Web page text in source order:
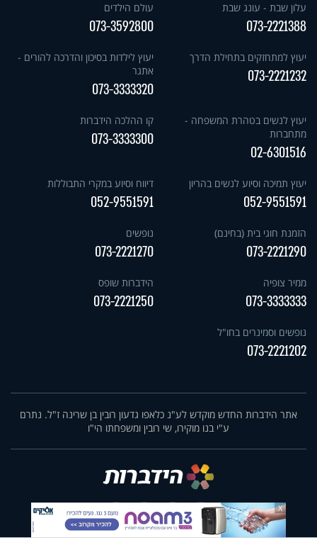
עלון שבת - עונג שבת
073-2221388
עולם הילדים
073-3592800
יעוץ למתחזקים בתחילת הדרך
073-2221232
יעוץ לילדות בסיכון והדרכה להורים -
אתגר
073-3333320
יעוץ לנשים בטהרת המשפחה -
מתחברות
02-6301516
קו ההלכה הידברות
073-3333300
יעוץ תמיכה וסיוע לנשים בהריון
052-9551591
דיווח וסיוע במקרי התבוללות
052-9551591
הזמנת חוגי בית (בחינם)
073-2221290
נופשים
073-2221270
ממיר צופיה
073-3333333
הידברות שופס
073-2221250
נופשים וסמינרים בחו"ל
073-2221202
אתר הידברות החדש מוקדש לע"נ כלאפו גדעון רובין בן שרינה ז"ל. נתרם
ע"י בנו מוקירו, שי רובין ומשפחתו הי"ו
X